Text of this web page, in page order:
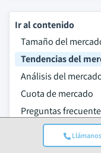
Llámanos
Ir al contenido
Tamaño del
Tendencias del
Análisis del
Cuota de mercado
Preguntas
Metodología de la
Informes